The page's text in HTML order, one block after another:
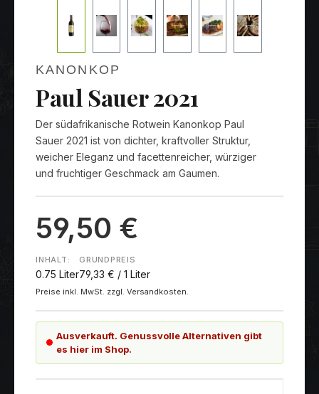
KANONKOP
Paul Sauer 2021
Der südafrikanische Rotwein Kanonkop Paul
Sauer 2021 ist von dichter, kraftvoller Struktur,
weicher Eleganz und facettenreicher, würziger
und fruchtiger Geschmack am Gaumen.
59,50 €
INHALT:
0.75 Liter
GRUNDPREIS
79,33 € / 1 Liter
Preise inkl. MwSt. zzgl. Versandkosten.
Ausverkauft. Genussvolle Alternativen gibt
es hier im Shop.